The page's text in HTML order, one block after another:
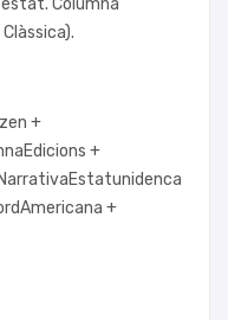
Columna
+
+
NarrativaEstatunidenca
+